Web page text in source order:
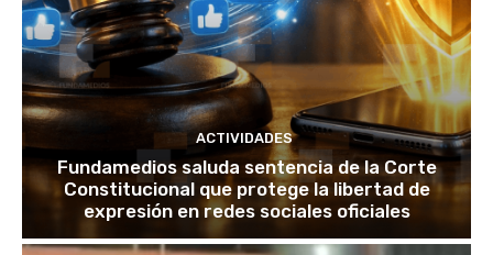
ACTIVIDADES
Fundamedios saluda sentencia de la Corte
Constitucional que protege la libertad de
expresión en redes sociales oficiales